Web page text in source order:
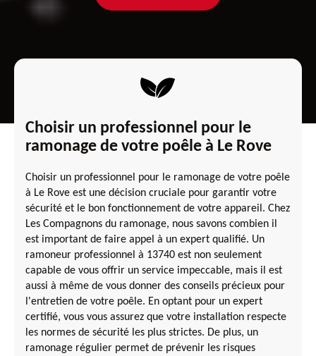
Choisir un professionnel pour le
ramonage de votre poêle à Le Rove
Choisir un professionnel pour le ramonage de votre poêle
à Le Rove est une décision cruciale pour garantir votre
sécurité et le bon fonctionnement de votre appareil. Chez
Les Compagnons du ramonage, nous savons combien il
est important de faire appel à un expert qualifié. Un
ramoneur professionnel à 13740 est non seulement
capable de vous offrir un service impeccable, mais il est
aussi à même de vous donner des conseils précieux pour
l'entretien de votre poêle. En optant pour un expert
certifié, vous vous assurez que votre installation respecte
les normes de sécurité les plus strictes. De plus, un
ramonage régulier permet de prévenir les risques